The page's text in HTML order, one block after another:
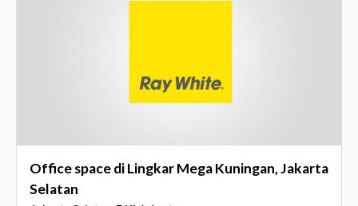
Office space di Lingkar Mega Kuningan, Jakarta
Selatan